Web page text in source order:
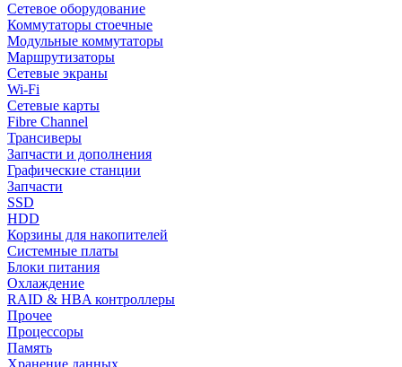
Сетевое оборудование
Коммутаторы стоечные
Модульные коммутаторы
Маршрутизаторы
Сетевые экраны
Wi-Fi
Сетевые карты
Fibre Channel
Трансиверы
Запчасти и дополнения
Графические станции
Запчасти
SSD
HDD
Корзины для накопителей
Системные платы
Блоки питания
Охлаждение
RAID & HBA контроллеры
Прочее
Процессоры
Память
Хранение данных